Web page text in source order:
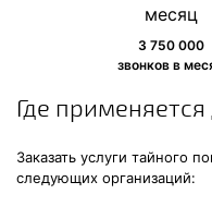
3 750 000
звонков в
Где применяется
Заказать услуги тайного
следующих организаций: